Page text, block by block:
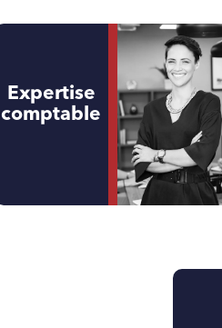
Expertise
comptable